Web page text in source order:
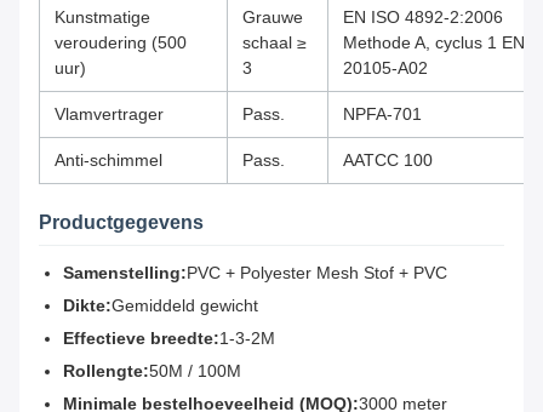
Kunstmatige
veroudering (500
uur)
Grauwe
schaal ≥
3
EN ISO 4892-2:2006
Methode A, cyclus 1 EN
20105-A02
Vlamvertrager Pass. NPFA-701
Anti-schimmel Pass. AATCC 100
Productgegevens
Samenstelling:PVC + Polyester Mesh Stof + PVC
Dikte:Gemiddeld gewicht
Effectieve breedte:1-3-2M
Rollengte:50M / 100M
Minimale bestelhoeveelheid (MOQ):3000 meter